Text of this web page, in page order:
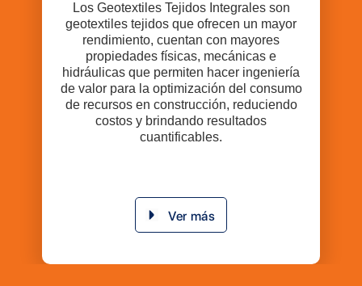
Los Geotextiles Tejidos Integrales son
geotextiles tejidos que ofrecen un mayor
rendimiento, cuentan con mayores
propiedades físicas, mecánicas e
hidráulicas que permiten hacer ingeniería
de valor para la optimización del consumo
de recursos en construcción, reduciendo
costos y brindando resultados
cuantificables.
Ver más